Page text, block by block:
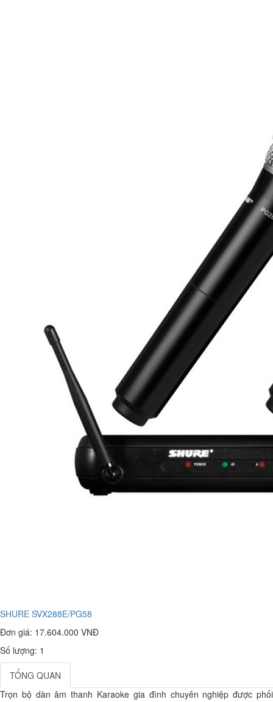
SHURE SVX288E/PG58
Đơn giá: 17.604.000 VNĐ
Số lượng: 1
TỔNG QUAN
Trọn bộ dàn âm thanh Karaoke gia đình chuyên nghiệp được phối